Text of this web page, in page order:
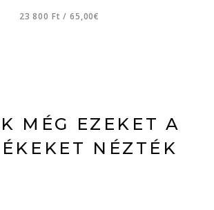
23 800 Ft/ 65,00€
MÉG EZEKET A
NÉZTÉK